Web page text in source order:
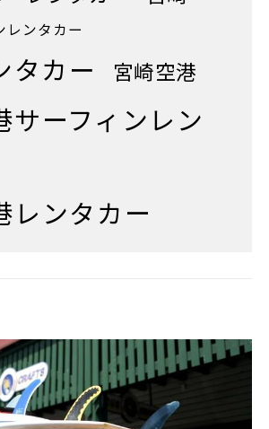
レンタカー
タカー 宮崎空港
サーフィンレン
レンタカー